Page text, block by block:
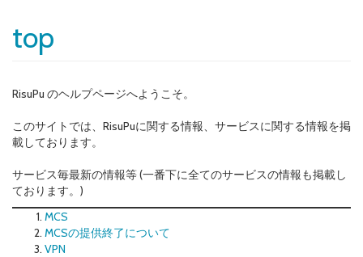
top
RisuPu のヘルプページへようこそ。
このサイトでは、RisuPuに関する情報、サービスに関する情報を掲
載しております。
サービス毎最新の情報等 (一番下に全てのサービスの情報も掲載し
ております。)
MCS
MCSの提供終了について
VPN